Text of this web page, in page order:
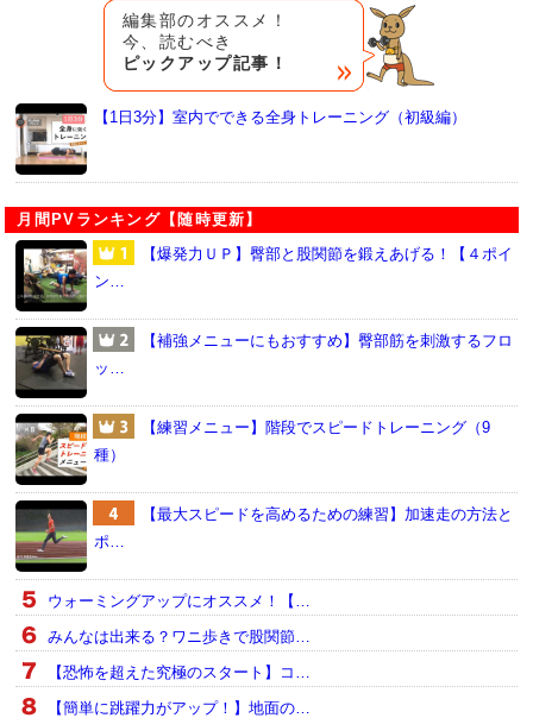
編集部のオススメ！
今、読むべき
ピックアップ記事！
【1日3分】室内でできる全身トレーニング（初級編）
月間PVランキング【随時更新】
【爆発力ＵＰ】臀部と股関節を鍛えあげる！【４ポイ
ン…
【補強メニューにもおすすめ】臀部筋を刺激するフロ
ッ…
【練習メニュー】階段でスピードトレーニング（9
種）
【最大スピードを高めるための練習】加速走の方法と
ポ…
ウォーミングアップにオススメ！【…
みんなは出来る？ワニ歩きで股関節…
【恐怖を超えた究極のスタート】コ…
【簡単に跳躍力がアップ！】地面の…